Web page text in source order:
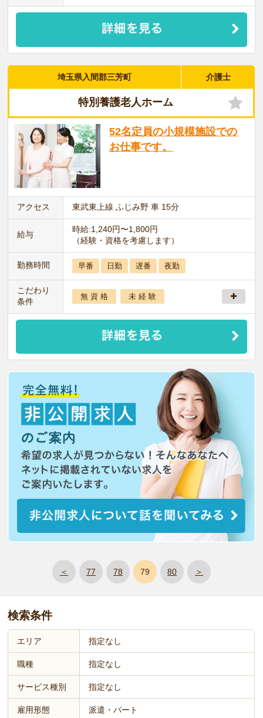
埼玉県入間郡三芳町 介護士
特別養護老人ホーム
52名定員の小規模施設での
お仕事です。
アクセス 東武東上線 ふじみ野 車 15分
給与
時給:1,240円〜1,800円
（経験・資格を考慮します）
勤務時間 早番 日勤 遅番 夜勤
こだわり
条件
無 資 格 未 経 験
＜ 77 78 79 80 ＞
検索条件
エリア 指定なし
職種 指定なし
サービス種別 指定なし
雇用形態 派遣・パート